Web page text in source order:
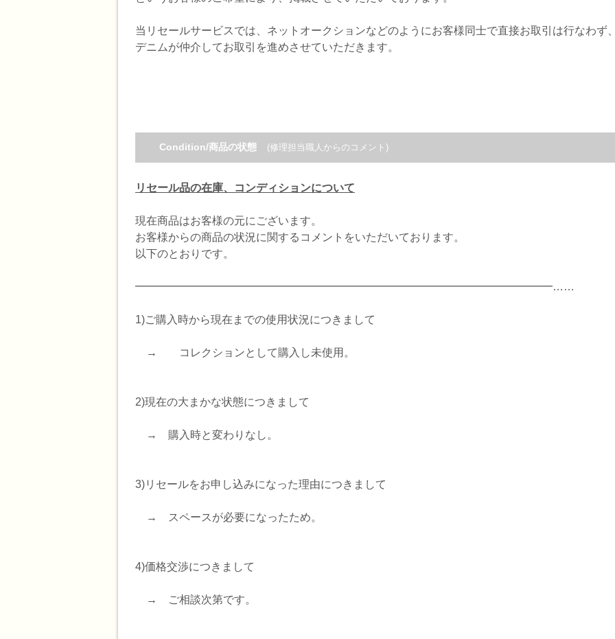
当リセールサービスでは、ネットオークションなどのようにお客様同士で直接お取引は行なわず
デニムが仲介してお取引を進めさせていただきます。
Condition/商品の状態 (修理担当職人からのコメント)
リセール品の在庫、コンディションについて
現在商品はお客様の元にございます。
お客様からの商品の状況に関するコメントをいただいております。
以下のとおりです。
━━━━━━━━━━━━━━━━━━━━━━━━━━━━━━━━━━━━━━……
1)ご購入時から現在までの使用状況につきまして
→ コレクションとして購入し未使用。
2)現在の大まかな状態につきまして
→ 購入時と変わりなし。
3)リセールをお申し込みになった理由につきまして
→ スペースが必要になったため。
4)価格交渉につきまして
→ ご相談次第です。